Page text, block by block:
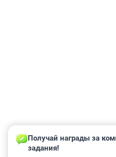
Получай награды за
задания!